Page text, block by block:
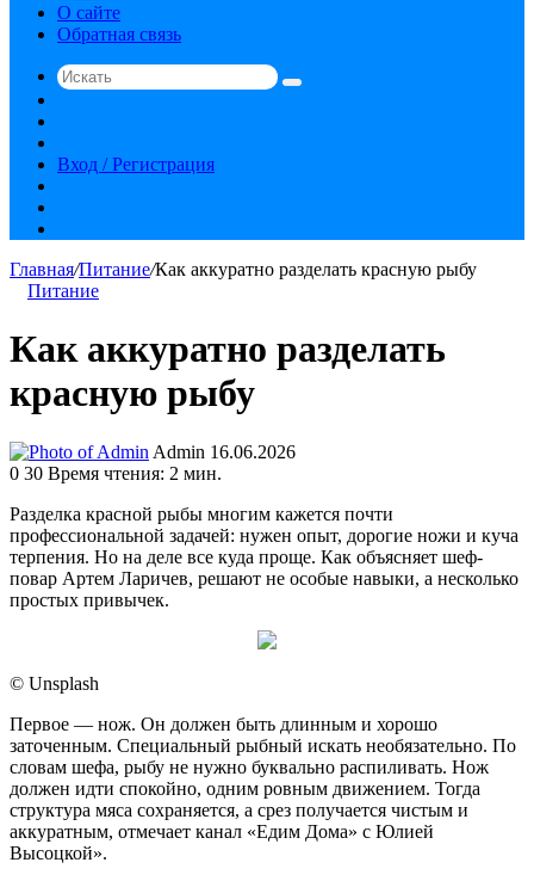
О сайте
Обратная связь
Искать
статья
Вход / Регистрация
Главная/Питание/Как аккуратно разделать красную рыбу
Питание
Как аккуратно разделать
красную рыбу
Admin Send
an
16.06.2026
0 30 Время чтения: 2 мин.
Разделка красной рыбы многим кажется почти
профессиональной задачей: нужен опыт, дорогие ножи и куча
терпения. Но на деле все куда проще. Как объясняет шеф-
повар Артем Ларичев, решают не особые навыки, а несколько
простых привычек.
© Unsplash
Первое — нож. Он должен быть длинным и хорошо
заточенным. Специальный рыбный искать необязательно. По
словам шефа, рыбу не нужно буквально распиливать. Нож
должен идти спокойно, одним ровным движением. Тогда
структура мяса сохраняется, а срез получается чистым и
аккуратным, отмечает канал «Едим Дома» с Юлией
Высоцкой».